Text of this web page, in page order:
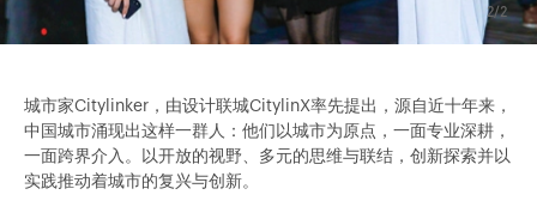
2/2
城市家Citylinker，由设计联城CitylinX率先提出，源自近十年来，
中国城市涌现出这样一群人：他们以城市为原点，一面专业深耕，
一面跨界介入。以开放的视野、多元的思维与联结，创新探索并以
实践推动着城市的复兴与创新。